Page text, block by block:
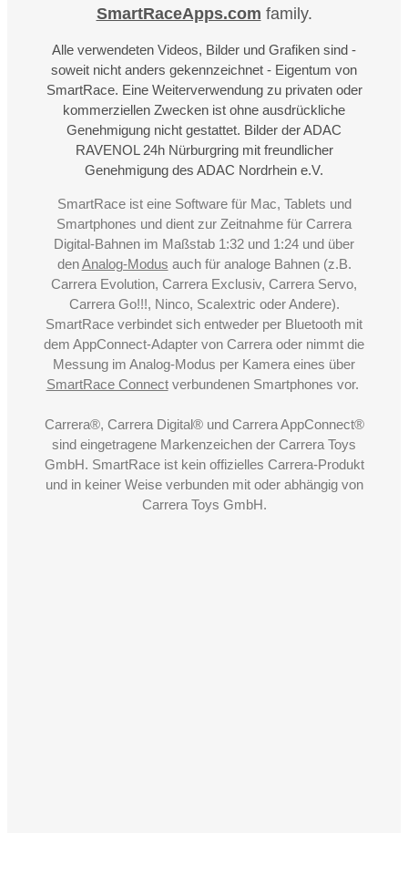
SmartRaceApps.com family.
Alle verwendeten Videos, Bilder und Grafiken sind -
soweit nicht anders gekennzeichnet - Eigentum von
SmartRace. Eine Weiterverwendung zu privaten oder
kommerziellen Zwecken ist ohne ausdrückliche
Genehmigung nicht gestattet. Bilder der ADAC
RAVENOL 24h Nürburgring mit freundlicher
Genehmigung des ADAC Nordrhein e.V.
SmartRace ist eine Software für Mac, Tablets und
Smartphones und dient zur Zeitnahme für Carrera
Digital-Bahnen im Maßstab 1:32 und 1:24 und über
denAnalog-Modus auch für analoge Bahnen (z.B.
Carrera Evolution, Carrera Exclusiv, Carrera Servo,
Carrera Go!!!, Ninco, Scalextric oder Andere).
SmartRace verbindet sich entweder per Bluetooth mit
dem AppConnect-Adapter von Carrera oder nimmt die
Messung im Analog-Modus per Kamera eines über
SmartRace Connectverbundenen Smartphones vor.
Carrera®, Carrera Digital® und Carrera AppConnect®
sind eingetragene Markenzeichen der Carrera Toys
GmbH. SmartRace ist kein offizielles Carrera-Produkt
und in keiner Weise verbunden mit oder abhängig von
Carrera Toys GmbH.